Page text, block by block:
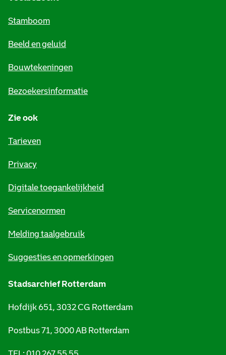
Stamboom
Beeld en geluid
Bouwtekeningen
Bezoekersinformatie
Zie ook
Tarieven
Privacy
Digitale toegankelijkheid
Servicenormen
Melding taalgebruik
Suggesties en opmerkingen
Stadsarchief Rotterdam
Hofdijk 651, 3032 CG Rotterdam
Postbus 71, 3000 AB Rotterdam